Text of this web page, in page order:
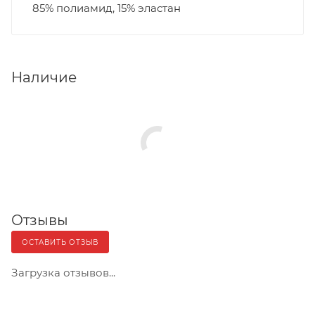
85% полиамид, 15% эластан
Наличие
Отзывы
ОСТАВИТЬ ОТЗЫВ
Загрузка отзывов...